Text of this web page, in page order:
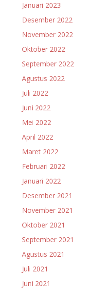
Januari 2023
Desember 2022
November 2022
Oktober 2022
September 2022
Agustus 2022
Juli 2022
Juni 2022
Mei 2022
April 2022
Maret 2022
Februari 2022
Januari 2022
Desember 2021
November 2021
Oktober 2021
September 2021
Agustus 2021
Juli 2021
Juni 2021